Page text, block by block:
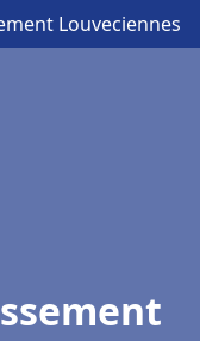
Louveciennes